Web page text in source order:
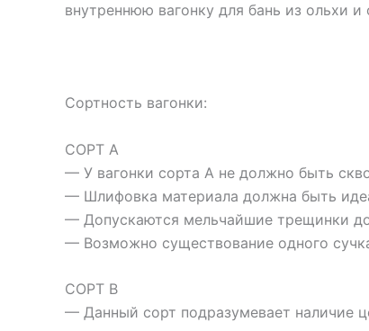
внутреннюю вагонку для бань из ольхи
Сортность вагонки:
СОРТ А
— У вагонки сорта А не должно быть
— Шлифовка материала должна быть
— Допускаются мельчайшие трещинки
— Возможно существование одного
СОРТ В
— Данный сорт подразумевает наличие